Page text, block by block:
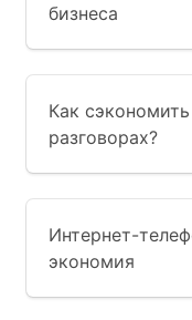
бизнеса
Как
разговорах?
Интернет-
экономия